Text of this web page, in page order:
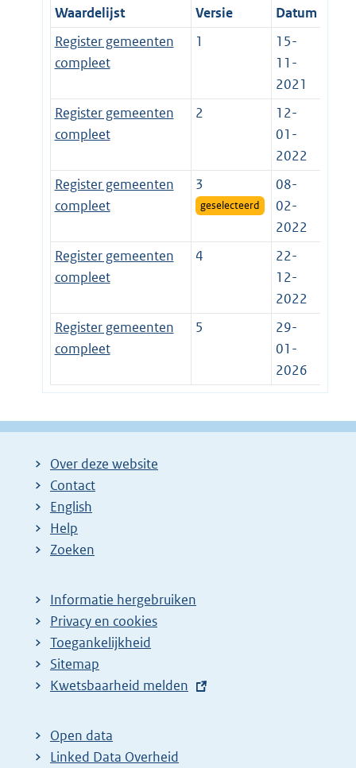
Waardelijst Versie
Datum
Register gemeenten
compleet
1
15-
11-
2021
Register gemeenten
compleet
2
12-
01-
2022
Register gemeenten
compleet
3
geselecteerd
08-
02-
2022
Register gemeenten
compleet
4
22-
12-
2022
Register gemeenten
compleet
5
29-
01-
2026
Over deze website
Contact
English
Help
Zoeken
Informatie hergebruiken
Privacy en cookies
Toegankelijkheid
Sitemap
E
t
e
Kwetsbaarheid melden
Open data
Linked Data Overheid